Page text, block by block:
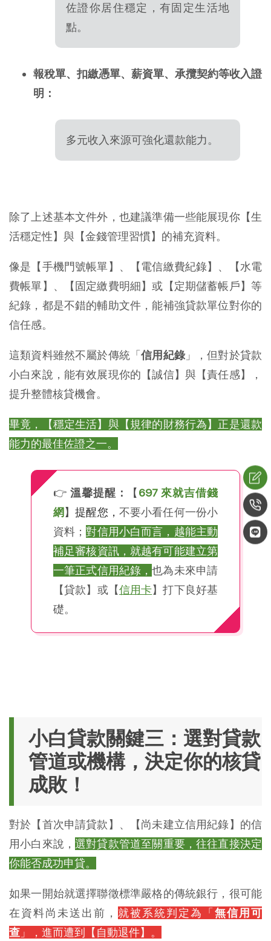
佐證你居住穩定，有固定生活地
點。
報稅單、扣繳憑單、薪資單、承攬契約等收入證
明：
多元收入來源可強化還款能力。
除了上述基本文件外，也建議準備一些能展現你【生
活穩定性】與【金錢管理習慣】的補充資料。
像是【手機門號帳單】、【電信繳費紀錄】、【水電
費帳單】、【固定繳費明細】或【定期儲蓄帳戶】等
紀錄，都是不錯的輔助文件，能補強貸款單位對你的
信任感。
這類資料雖然不屬於傳統「信用紀錄」，但對於貸款
小白來說，能有效展現你的【誠信】與【責任感】，
提升整體核貸機會。
畢竟，【穩定生活】與【規律的財務行為】正是還款
能力的最佳佐證之一。
👉 溫馨提醒： 【 697 來就吉借錢
網 】提醒您， 不要小看任何一份小
資料；對信用小白而言，越能主動
補足審核資訊，就越有可能建立第
一筆正式信用紀錄，也為未來申請
【貸款】或【信用卡】打下良好基
礎。
小白貸款關鍵三：選對貸款
管道或機構，決定你的核貸
成敗！
對於【首次申請貸款】、【尚未建立信用紀錄】的信
用小白來說，選對貸款管道至關重要，往往直接決定
你能否成功申貸。
如果一開始就選擇聯徵標準嚴格的傳統銀行，很可能
在資料尚未送出前， 就被系統判定為「 無信用可
查 」，進而遭到【自動退件】。